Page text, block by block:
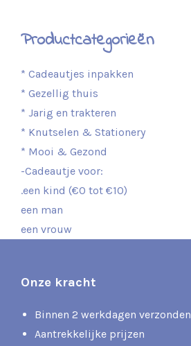
Productcategorieën
* Cadeautjes inpakken
* Gezellig thuis
* Jarig en trakteren
* Knutselen & Stationery
* Mooi & Gezond
-Cadeautje voor:
.een kind (€0 tot €10)
een man
een vrouw
Onze kracht
Binnen 2 werkdagen verzonden
Aantrekkelijke prijzen